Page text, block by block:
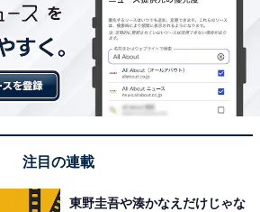
注目の連載
東野圭吾や湊かなえだけじゃな